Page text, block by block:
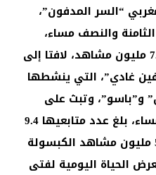
“السر المدفون”،
والنصف مساء،
سجل نسبة مشاهدة بلغت 7.3 مليون مشاهد، لافتا إلى
غادي”، التي ينشطها
و”باسو”، وتبث على
الساعة الثامنة و 20 دقيقة مساء، بلغ عدد متابعيها 9.4
مليون مشاهد، بينما تابع 5.8 مليون مشاهد الكبسولة
الحياة اليومية لفتى